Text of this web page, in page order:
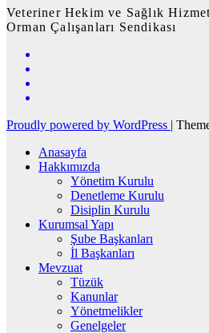
Veteriner Hekim ve Sağlık
Orman Çalışanları Sendikası
Proudly powered by WordPress |
Anasayfa
Hakkımızda
Yönetim Kurulu
Denetleme Kurulu
Disiplin Kurulu
Kurumsal Yapı
Şube Başkanları
İl Başkanları
Mevzuat
Tüzük
Kanunlar
Yönetmelikler
Genelgeler